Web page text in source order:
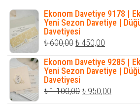
Ekonom Davetiye 9178 |
Yeni Sezon Davetiye |
Davetiyesi
₺600,00Orijinal
₺ 600,00.
₺ 450,00
fiyat:
Ekonom Davetiye 9285 |
Yeni Sezon Davetiye |
Davetiyesi
₺1.100,00Orijinal
₺ 950,00